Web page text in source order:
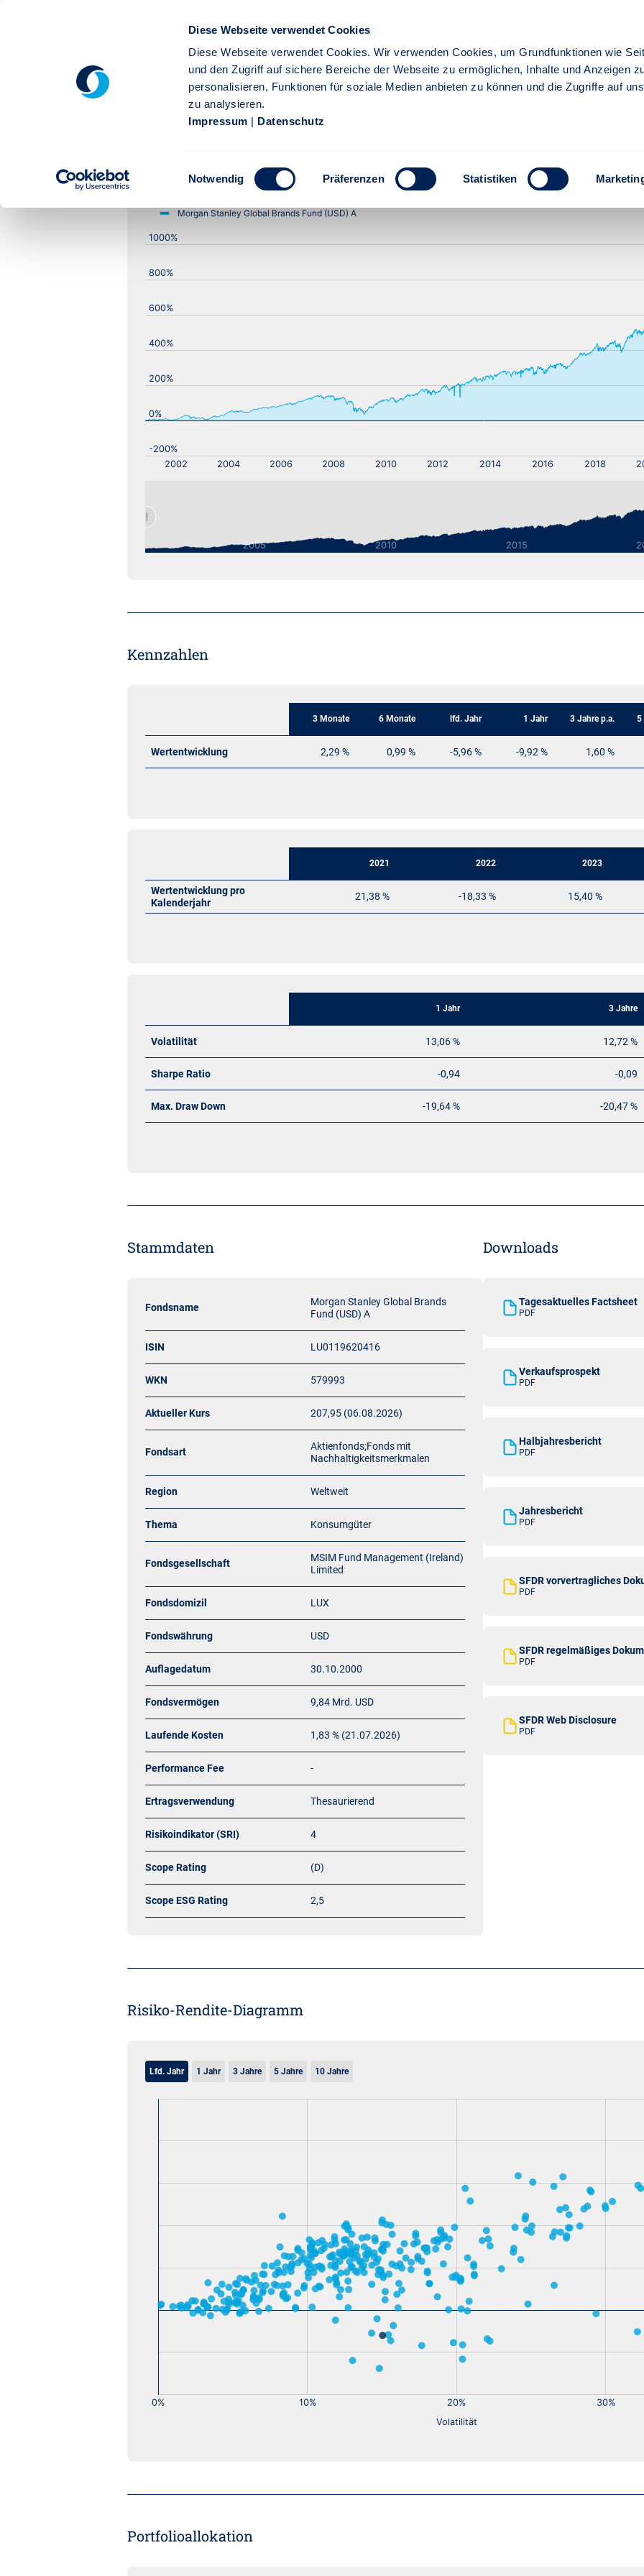
Diese Webseite verwendet Cookies
Diese Webseite verwendet Cookies. Wir verwenden Cookies, um Grundfunktionen wie
und den Zugriff auf sichere Bereiche der Webseite zu ermöglichen, Inhalte und Anzeigen
personalisieren, Funktionen für soziale Medien anbieten zu können und die Zugriffe auf
zu analysieren.
Impressum | Datenschutz
Einwilligungsauswahl
Notwendig Präferenzen Statistiken
Performance Diagramm
Lfd. Jahr 1 Jahr
Kennzahlen
3 Monate 6 Monate lfd. Jahr 1 Jahr 3 Jahre p.a. 5
Wertentwicklung 2,29 % 0,99 % -5,96 % -9,92 % 1,60 %
2021 2022 2023
Wertentwicklung pro
Kalenderjahr
21,38 % -18,33 % 15,40 %
1 Jahr 3 Jahre
Volatilität 13,06 % 12,72 %
Sharpe Ratio -0,94 -0,09
Max. Draw Down -19,64 % -20,47 %
Stammdaten
Fondsname
Morgan Stanley Global Brands
Fund (USD) A
ISIN LU0119620416
WKN 579993
Aktueller Kurs 207,95 (06.08.2026)
Fondsart
Aktienfonds;Fonds mit
Nachhaltigkeitsmerkmalen
Region Weltweit
Thema Konsumgüter
Fondsgesellschaft
MSIM Fund Management (Ireland)
Limited
Fondsdomizil LUX
Fondswährung USD
Auflagedatum 30.10.2000
Fondsvermögen 9,84 Mrd. USD
Laufende Kosten 1,83 % (21.07.2026)
Performance Fee -
Ertragsverwendung Thesaurierend
Risikoindikator (SRI) 4
Scope Rating (D)
Scope ESG Rating 2,5
Downloads
Tagesaktuelles Factsheet
PDF
Verkaufsprospekt
PDF
Halbjahresbericht
PDF
Jahresbericht
PDF
SFDR vorvertragliches
PDF
SFDR regelmäßiges
PDF
SFDR Web Disclosure
PDF
Risiko-Rendite-Diagramm
Lfd. Jahr 1 Jahr 3 Jahre 5 Jahre 10 Jahre
Portfolioallokation